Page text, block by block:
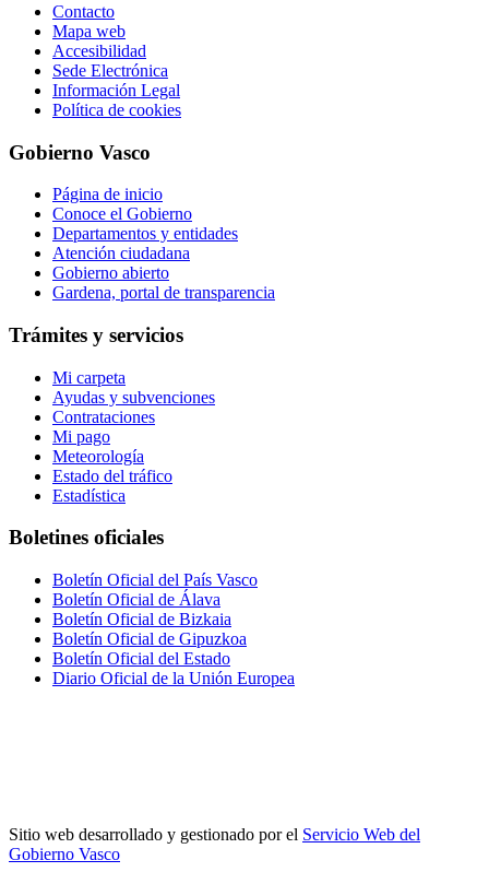
Contacto
Mapa web
Accesibilidad
Sede Electrónica
Información Legal
Política de cookies
Gobierno Vasco
Página de inicio
Conoce el Gobierno
Departamentos y entidades
Atención ciudadana
Gobierno abierto
Gardena, portal de transparencia
Trámites y servicios
Mi carpeta
Ayudas y subvenciones
Contrataciones
Mi pago
Meteorología
Estado del tráfico
Estadística
Boletines oficiales
Boletín Oficial del País Vasco
Boletín Oficial de Álava
Boletín Oficial de Bizkaia
Boletín Oficial de Gipuzkoa
Boletín Oficial del Estado
Diario Oficial de la Unión Europea
Sitio web desarrollado y gestionado por el Servicio Web del
Gobierno Vasco